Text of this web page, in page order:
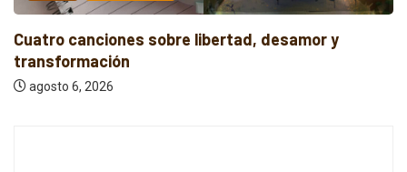
Cuatro canciones independientes entre reflexión y
resistencia
agosto 6, 2026